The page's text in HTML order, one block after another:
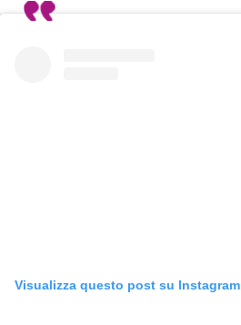
Visualizza questo post su Instagram